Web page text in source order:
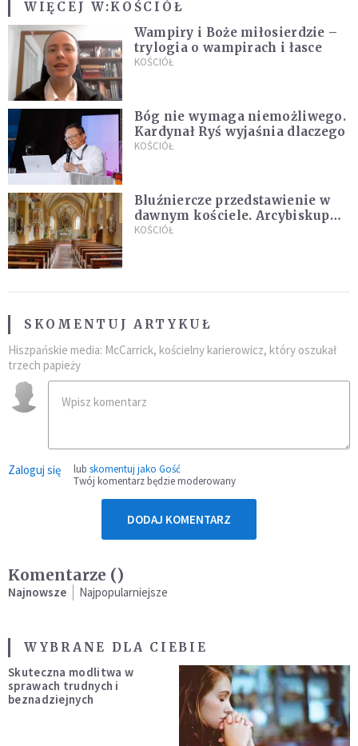
WIĘCEJ W:KOŚCIÓŁ
Wampiry i Boże miłosierdzie –
trylogia o wampirach i łasce
KOŚCIÓŁ
Bóg nie wymaga niemożliwego.
Kardynał Ryś wyjaśnia dlaczego
KOŚCIÓŁ
Bluźniercze przedstawienie w
dawnym kościele. Arcybiskup
stanowczo reaguje
KOŚCIÓŁ
SKOMENTUJ ARTYKUŁ
Hiszpańskie media: McCarrick, kościelny karierowicz, który oszukał
trzech papieży
Zaloguj się lub skomentuj jako Gość
Twój komentarz będzie moderowany
DODAJ KOMENTARZ
Komentarze ()
Najnowsze Najpopularniejsze
WYBRANE DLA CIEBIE
Skuteczna modlitwa w
sprawach trudnych i
beznadziejnych